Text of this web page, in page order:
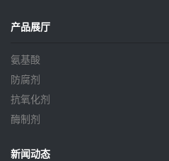
产品展厅
氨基酸
防腐剂
抗氧化剂
酶制剂
新闻动态